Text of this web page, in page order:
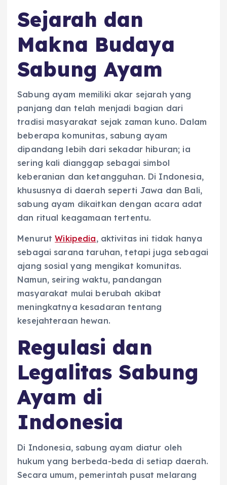
Sejarah dan
Makna Budaya
Sabung Ayam
Sabung ayam memiliki akar sejarah yang
panjang dan telah menjadi bagian dari
tradisi masyarakat sejak zaman kuno. Dalam
beberapa komunitas, sabung ayam
dipandang lebih dari sekadar hiburan; ia
sering kali dianggap sebagai simbol
keberanian dan ketangguhan. Di Indonesia,
khususnya di daerah seperti Jawa dan Bali,
sabung ayam dikaitkan dengan acara adat
dan ritual keagamaan tertentu.
MenurutWikipedia, aktivitas ini tidak hanya
sebagai sarana taruhan, tetapi juga sebagai
ajang sosial yang mengikat komunitas.
Namun, seiring waktu, pandangan
masyarakat mulai berubah akibat
meningkatnya kesadaran tentang
kesejahteraan hewan.
Regulasi dan
Legalitas Sabung
Ayam di
Indonesia
Di Indonesia, sabung ayam diatur oleh
hukum yang berbeda-beda di setiap daerah.
Secara umum, pemerintah pusat melarang